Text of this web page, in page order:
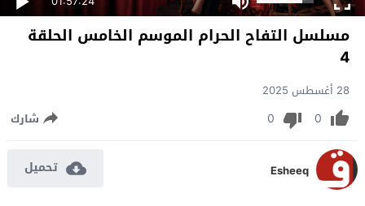
مسلسل التفاح الحرام الموسم الخامس الحلقة
4
28 أغسطس 2025
0
0 شارك
Esheeq تحميل